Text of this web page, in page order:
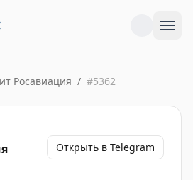
Росавиация / #5362
Открыть в Telegram